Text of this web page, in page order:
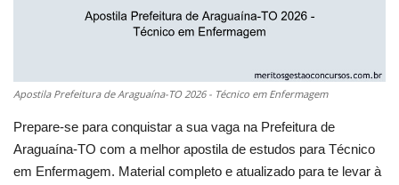
Apostila Prefeitura de Araguaína-TO 2026 - Técnico em Enfermagem
Prepare-se para conquistar a sua vaga na Prefeitura de
Araguaína-TO com a melhor apostila de estudos para Técnico
em Enfermagem. Material completo e atualizado para te levar à